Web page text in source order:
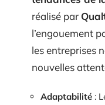
réalisé par
l’engouement
les entreprises
nouvelles
Adaptabilité :